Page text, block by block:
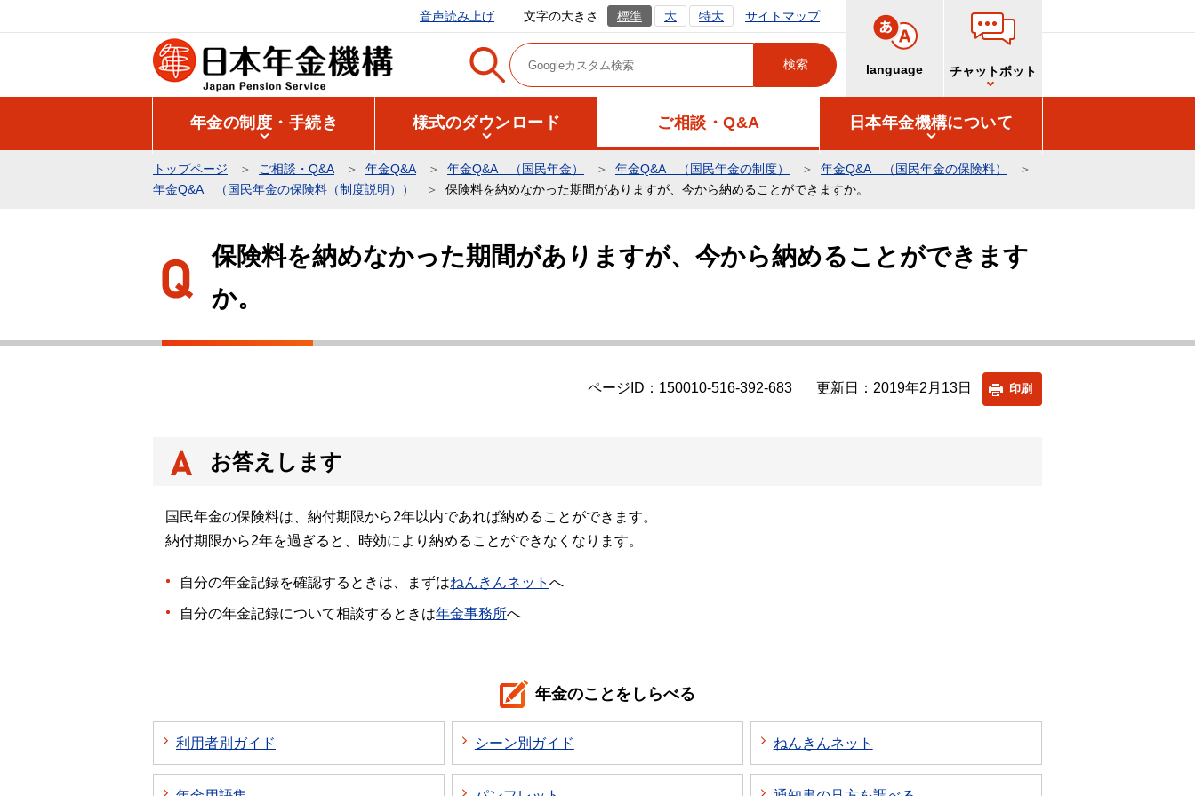
の
音声読み上げ 文字の大きさ 標準 大 特大 サイトマップ
language チャットボット
年金の制度・手続き 様式のダウンロード ご相談・Q&A 日本年金機構について
トップページ ご相談・Q&A 年金Q&A 年金Q&A （国民年金） 年金Q&A （国民年金の制度）
年金Q&A （国民年金の保険料）
年金Q&A （国民年金の保険料（制度説明））
保険料を納めなかった期間がありますが、今から納めることができますか。
ら
保険料を納めなかった期間がありますが、今から納めることができます
か。
ページID：150010-516-392-683 更新日：2019年2月13日 印刷
お答えします
国民年金の保険料は、納付期限から2年以内であれば納めることができます。
納付期限から2年を過ぎると、時効により納めることができなくなります。
自分の年金記録を確認するときは、まずはねんきんネット へ
自分の年金記録について相談するときは年金事務所へ
年金のことをしらべる
利用者別ガイド シーン別ガイド ねんきんネット